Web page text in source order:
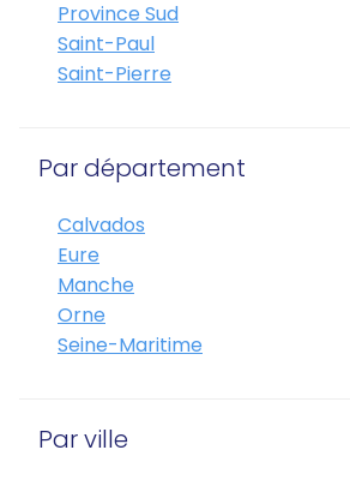
Province Sud
Saint-Paul
Saint-Pierre
Par département
Calvados
Eure
Manche
Orne
Seine-Maritime
Par ville